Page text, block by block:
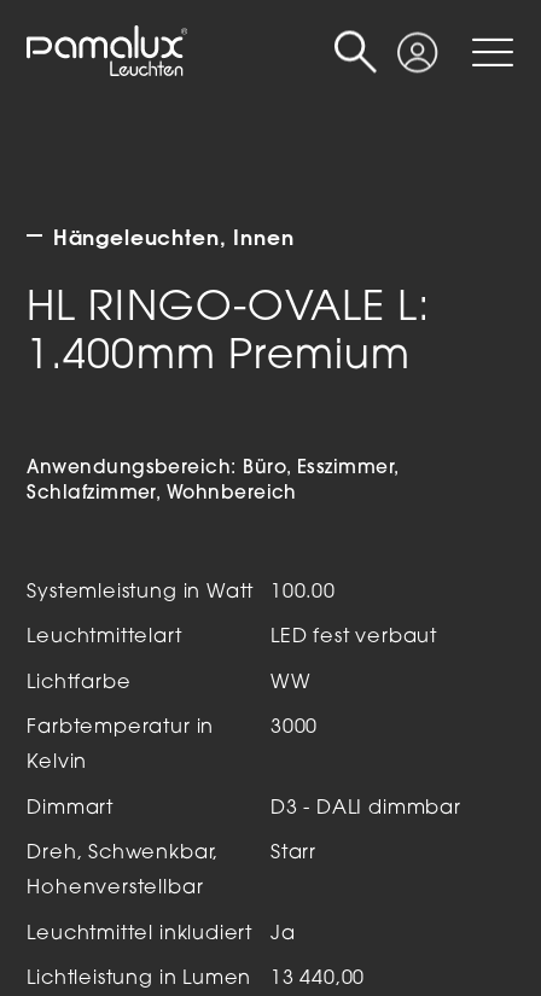
Login
Suche
Hängeleuchten Innen
HL RINGO-OVALE L:
1.400mm Premium
Anwendungsbereich: Büro
Esszimmer
Schlafzimmer
Wohnbereich
Systemleistung in Watt 100.00
Leuchtmittelart LED fest verbaut
Lichtfarbe WW
Farbtemperatur in
Kelvin
3000
Dimmart D3 - DALI dimmbar
Dreh, Schwenkbar,
Hohenverstellbar
Starr
Leuchtmittel inkludiert Ja
Lichtleistung in Lumen 13 440,00